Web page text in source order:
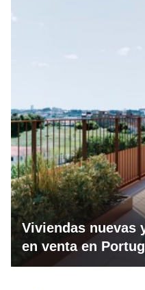
Viviendas nuevas
en venta en